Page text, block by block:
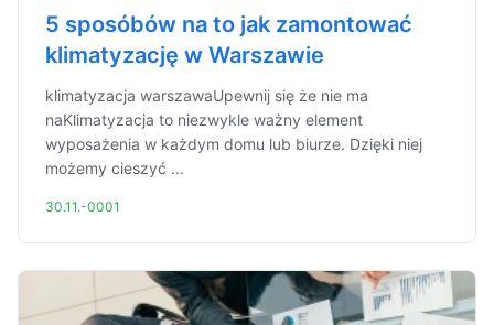
5 sposóbów na to jak zamontować
klimatyzację w Warszawie
klimatyzacja warszawaUpewnij się że nie ma
naKlimatyzacja to niezwykle ważny element
wyposażenia w każdym domu lub biurze. Dzięki niej
możemy cieszyć ...
30.11.-0001